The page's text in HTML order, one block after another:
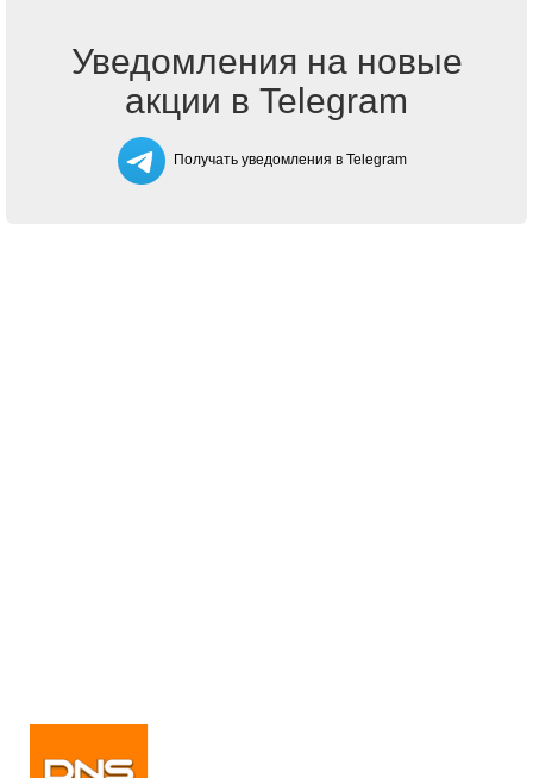
Уведомления на новые
акции в Telegram
Получать уведомления в Telegram